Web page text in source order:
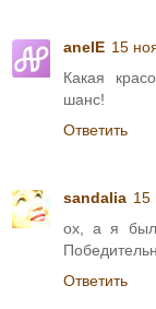
anelE 15
Какая
шанс!
Ответить
sandalia 15
ох, а я
Ответить